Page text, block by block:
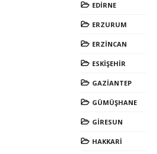
EDİRNE
ERZURUM
ERZİNCAN
ESKİŞEHİR
GAZİANTEP
GÜMÜŞHANE
GİRESUN
HAKKARİ